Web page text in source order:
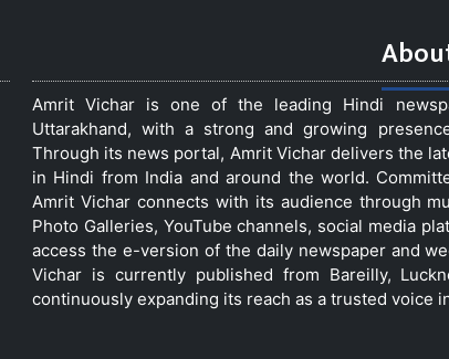
Amrit Vichar is one of the leading Hindi
Uttarakhand, with a strong and growing
Through its news portal, Amrit Vichar delivers the
in Hindi from India and around the world.
Amrit Vichar connects with its audience through
Photo Galleries, YouTube channels, social media
access the e-version of the daily newspaper and
Vichar is currently published from Bareilly,
continuously expanding its reach as a trusted voice